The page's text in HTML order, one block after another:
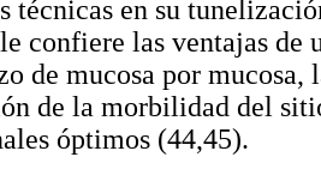
técnicas en su
confiere las ventajas de
de mucosa por mucosa,
de la morbilidad del
óptimos (44,45).